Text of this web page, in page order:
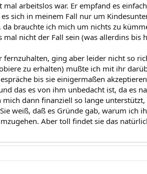
arbeitslos war. Er empfand es
sich in meinem Fall nur um
brauchte ich mich um nichts zu
nicht der Fall sein (was allerdins bis
ging aber leider nicht so
zu erhalten) mußte ich mit ihr
bis sie einigermaßen
das es von ihm unbedacht ist, da es
dann finanziell so lange
weiß, daß es Gründe gab, warum ich
Aber toll findet sie das